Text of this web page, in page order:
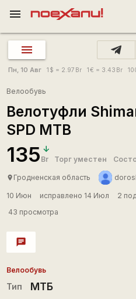
menu
Пн, 10 Авг 1 $ = 2.97 Br 1€ = 3.43 Br
Велообувь
Велотуфли
SPD MTB
135 Br Торг уместен
place Гродненская область
10 Июн исправлено 14 Июл
2
43 просмотра
chat
Велообувь
Тип МТБ